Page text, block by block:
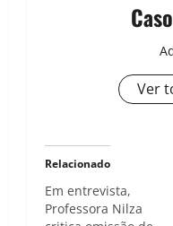
Ver
Relacionado
Em entrevista,
Professora Nilza